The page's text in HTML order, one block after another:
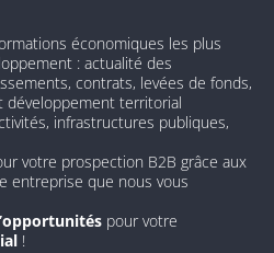
économiques les plus
: actualité des
contrats, levées de fonds,
développement territorial
infrastructures publiques,
votre prospection B2B grâce aux
entreprise que nous vous
pour votre
!